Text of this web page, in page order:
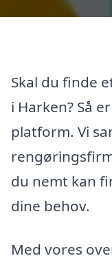
Skal du finde
i Harken? Så
platform. Vi
du nemt kan
dine behov.
Med vores